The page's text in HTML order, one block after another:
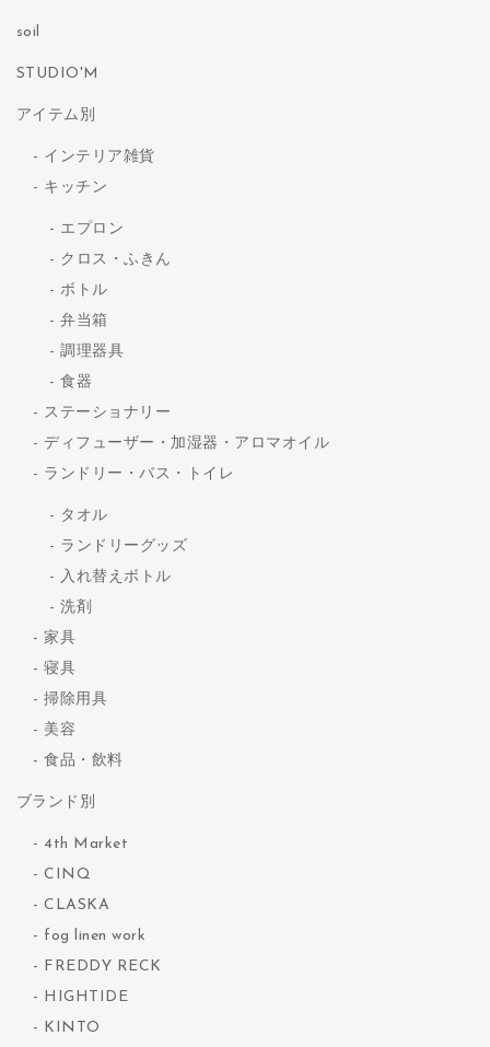
soil
STUDIO'M
アイテム別
インテリア雑貨
キッチン
エプロン
クロス・ふきん
ボトル
弁当箱
調理器具
食器
ステーショナリー
ディフューザー・加湿器・アロマオイル
ランドリー・バス・トイレ
タオル
ランドリーグッズ
入れ替えボトル
洗剤
家具
寝具
掃除用具
美容
食品・飲料
ブランド別
4th Market
CINQ
CLASKA
fog linen work
FREDDY RECK
HIGHTIDE
KINTO